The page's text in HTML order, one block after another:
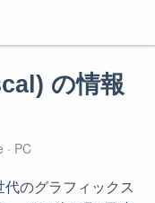
の情報
PC
のグラフィックス